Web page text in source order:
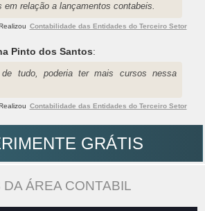
em relação a lançamentos contabeis.
Contabilidade das Entidades do Terceiro Setor
Pinto dos Santos:
de tudo, poderia ter mais cursos nessa
Contabilidade das Entidades do Terceiro Setor
GRÁTIS
ÁREA CONTABIL